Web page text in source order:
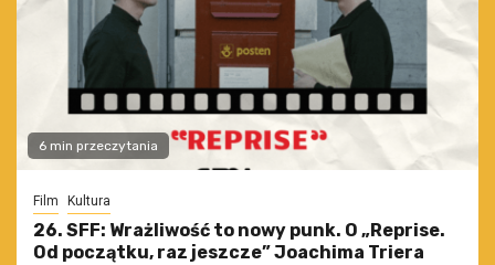
6 min przeczytania
Film Kultura
26. SFF: Wrażliwość to nowy punk. O „Reprise.
Od początku, raz jeszcze” Joachima Triera